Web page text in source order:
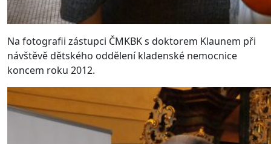
Na fotografii zástupci ČMKBK s doktorem Klaunem při
návštěvě dětského oddělení kladenské nemocnice
koncem roku 2012.